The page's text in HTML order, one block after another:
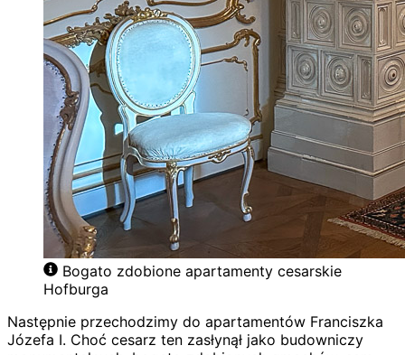
Bogato zdobione apartamenty cesarskie
Hofburga
Następnie przechodzimy do apartamentów Franciszka
Józefa I. Choć cesarz ten zasłynął jako budowniczy